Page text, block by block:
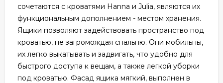
сочетаются с кроватями Hanna и Julia, являются их
функциональным дополнением - местом хранения.
Ящики позволяют задействовать пространство под
кроватью, не загромождая спальню. Они мобильны,
их легко выкатывать и задвигать, что удобно для
быстрого доступа к вещам, а также легкой уборки
под кроватью. Фасад ящика мягкий, выполнен в